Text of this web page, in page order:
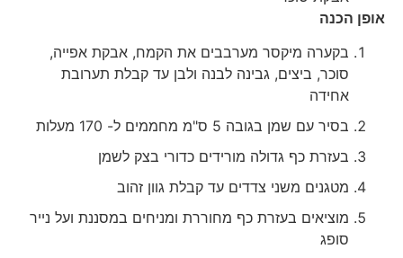
אופן הכנה
בקערה מיקסר מערבבים את הקמח, אבקת אפייה,
סוכר, ביצים, גבינה לבנה ולבן עד קבלת תערובת
אחידה
בסיר עם שמן בגובה 5 ס"מ מחממים ל- 170 מעלות
בעזרת כף גדולה מורידים כדורי בצק לשמן
מטגנים משני צדדים עד קבלת גוון זהוב
מוציאים בעזרת כף מחוררת ומניחים במסננת ועל נייר
סופג